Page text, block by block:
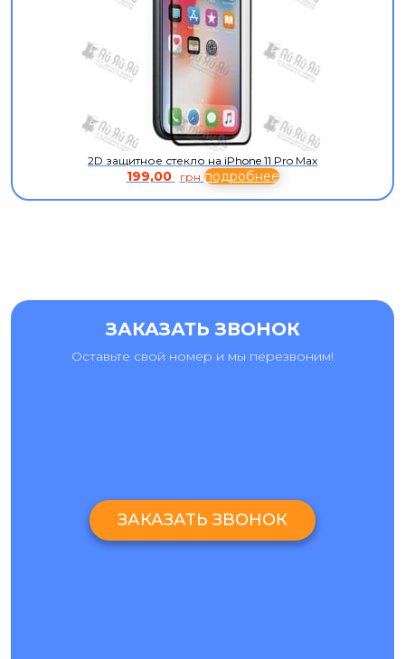
2D защитное стекло на iPhone 11 Pro Max
199,00 грн подробнее
ЗАКАЗАТЬ ЗВОНОК
Оставьте свой номер и мы перезвоним!
ЗАКАЗАТЬ ЗВОНОК